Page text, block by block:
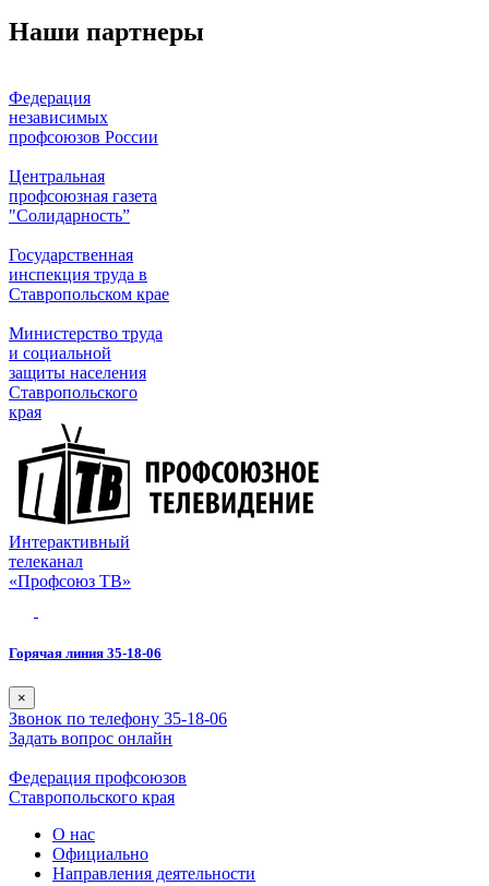
Наши партнеры
Федерация
независимых
профсоюзов России
Центральная
профсоюзная газета
"Солидарность”
Государственная
инспекция труда в
Ставропольском крае
Министерство труда
и социальной
защиты населения
Ставропольского
края
Интерактивный
телеканал
«Профсоюз ТВ»
Горячая линия 35-18-06
×
Звонок по телефону 35-18-06
Задать вопрос онлайн
Федерация профсоюзов
Ставропольского края
О нас
Официально
Направления деятельности